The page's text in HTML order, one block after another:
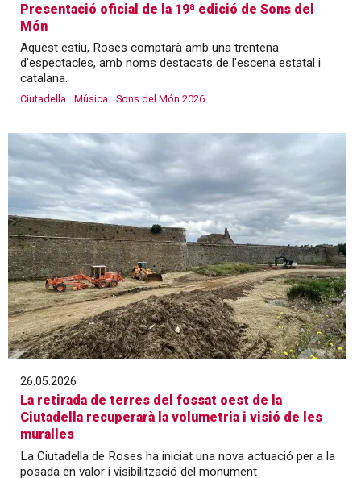
Presentació oficial de la 19ª edició de Sons del
Món
Aquest estiu, Roses comptarà amb una trentena
d'espectacles, amb noms destacats de l'escena estatal i
catalana.
Ciutadella Música Sons del Món 2026
26.05.2026
La retirada de terres del fossat oest de la
Ciutadella recuperarà la volumetria i visió de les
muralles
La Ciutadella de Roses ha iniciat una nova actuació per a la
posada en valor i visibilització del monument